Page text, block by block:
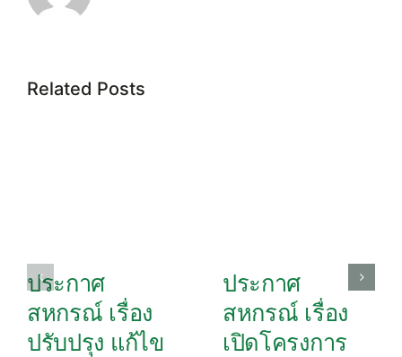
Related Posts
ประกาศ
สหกรณ์ เรื่อง
ปรับปรุง แก้ไข
ประกาศ
สหกรณ์ เรื่อง
เปิดโครงการ